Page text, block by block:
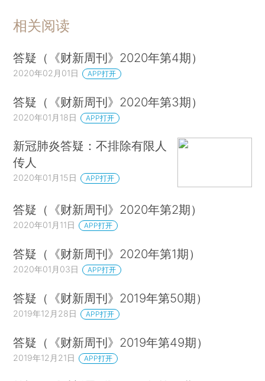
相关阅读
答疑（《财新周刊》2020年第4期）
2020年02月01日 APP打开
答疑（《财新周刊》2020年第3期）
2020年01月18日 APP打开
新冠肺炎答疑：不排除有限人
传人
2020年01月15日 APP打开
答疑（《财新周刊》2020年第2期）
2020年01月11日 APP打开
答疑（《财新周刊》2020年第1期）
2020年01月03日 APP打开
答疑（《财新周刊》2019年第50期）
2019年12月28日 APP打开
答疑（《财新周刊》2019年第49期）
2019年12月21日 APP打开